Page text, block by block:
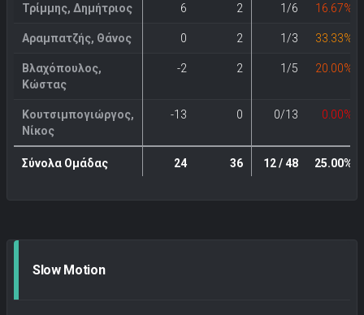
Τρίμμης, Δημήτριος 6 2 1/6 16.67%
Αραμπατζής, Θάνος 0 2 1/3 33.33%
Βλαχόπουλος,
Κώστας
-2 2 1/5 20.00%
Κουτσιμπογιώργος,
Νίκος
-13 0 0/13 0.00%
Σύνολα Ομάδας 24 36 12 / 48 25.00%
Slow Motion